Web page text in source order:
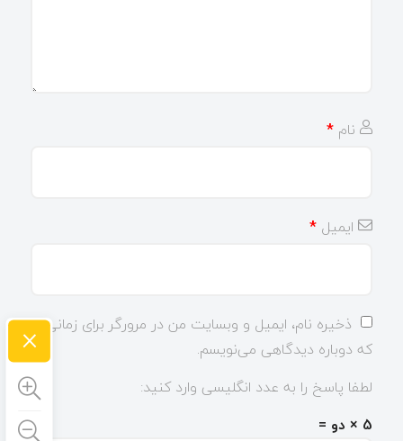
نام *
ایمیل *
ذخیره نام، ایمیل و وبسایت من در مرورگر برای زمانی
که دوباره دیدگاهی می‌نویسم.
لطفا پاسخ را به عدد انگلیسی وارد کنید:
5 × دو =
×